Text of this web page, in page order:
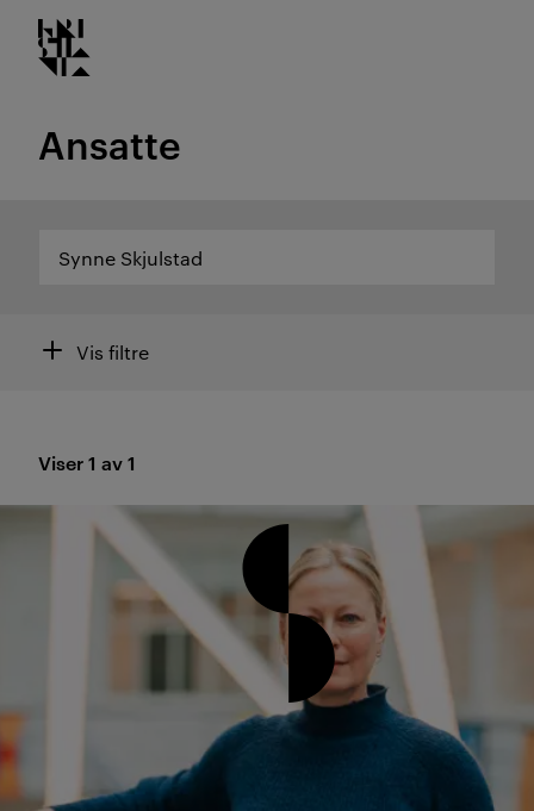
Gå
til
Kristiania logo
Ansatte
FiltreVis filtre
Resultat
Viser 1 av 1